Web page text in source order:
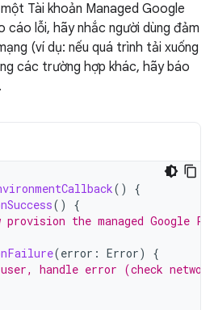
Tài khoản Managed Google
cáo lỗi, hãy nhắc người dùng đảm
(ví dụ: nếu quá trình tải xuống
các trường hợp khác, hãy báo
()
{
()
{
provision the managed Google
(error : Error)
{
handle error (check